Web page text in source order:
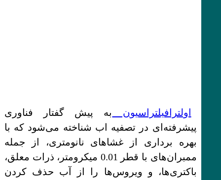
اولترافیلتراسیون
به پیش گفتار فناوری
پیشرفته‌ای در تصفیه اب شناخته می‌شود که با
بهره برداری از غشاهای نانومتری، از جمله
ممبران‌های با قطر 0.01 میکرومتر، ذرات معلق،
باکتری‌ها، و ویروس‌ها را از آب حذف کردن